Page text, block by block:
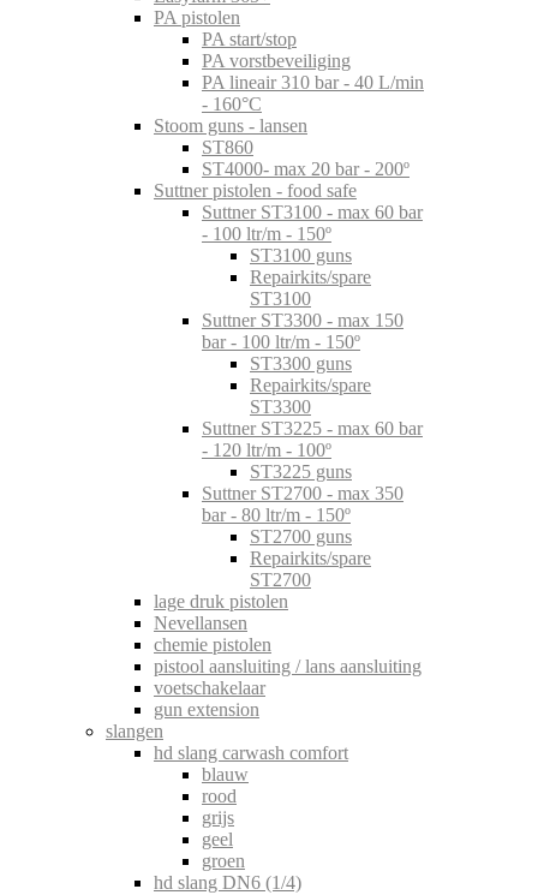
PA pistolen
PA start/stop
PA vorstbeveiliging
PA lineair 310 bar - 40 L/min
- 160°C
Stoom guns - lansen
ST860
ST4000- max 20 bar - 200º
Suttner pistolen - food safe
Suttner ST3100 - max 60 bar
- 100 ltr/m - 150º
ST3100 guns
Repairkits/spare
ST3100
Suttner ST3300 - max 150
bar - 100 ltr/m - 150º
ST3300 guns
Repairkits/spare
ST3300
Suttner ST3225 - max 60 bar
- 120 ltr/m - 100º
ST3225 guns
Suttner ST2700 - max 350
bar - 80 ltr/m - 150º
ST2700 guns
Repairkits/spare
ST2700
lage druk pistolen
Nevellansen
chemie pistolen
pistool aansluiting / lans aansluiting
voetschakelaar
gun extension
slangen
hd slang carwash comfort
blauw
rood
grijs
geel
groen
hd slang DN6 (1/4)